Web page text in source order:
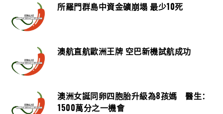
所羅門群島中資金礦崩塌 最少10死
澳航直航歐洲王牌 空巴新機試航成功
澳洲女誕同卵四胞胎升級為8孩媽 醫生：
1500萬分之一機會